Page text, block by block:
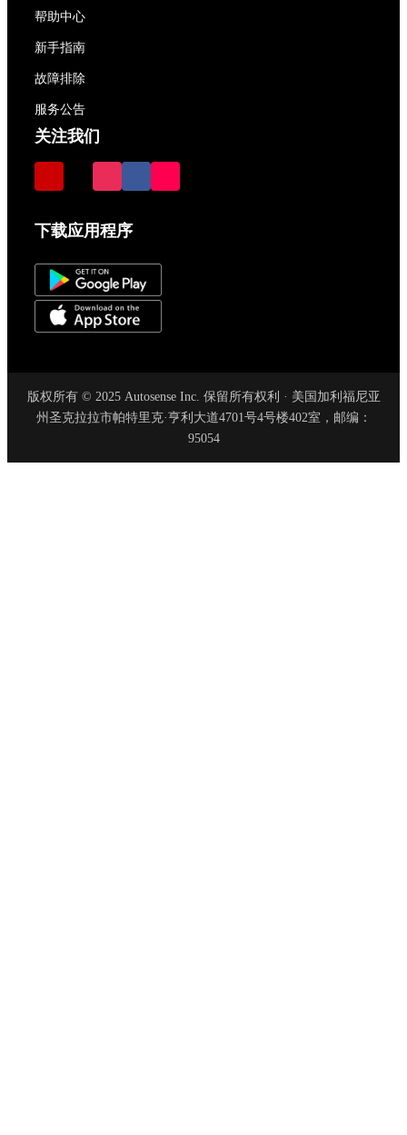
帮助中心
新手指南
故障排除
服务公告
关注我们
下载应用程序
版权所有 © 2025 Autosense Inc. 保留所有权利 · 美国加利福尼亚
州圣克拉拉市帕特里克·亨利大道4701号4号楼402室，邮编：
95054